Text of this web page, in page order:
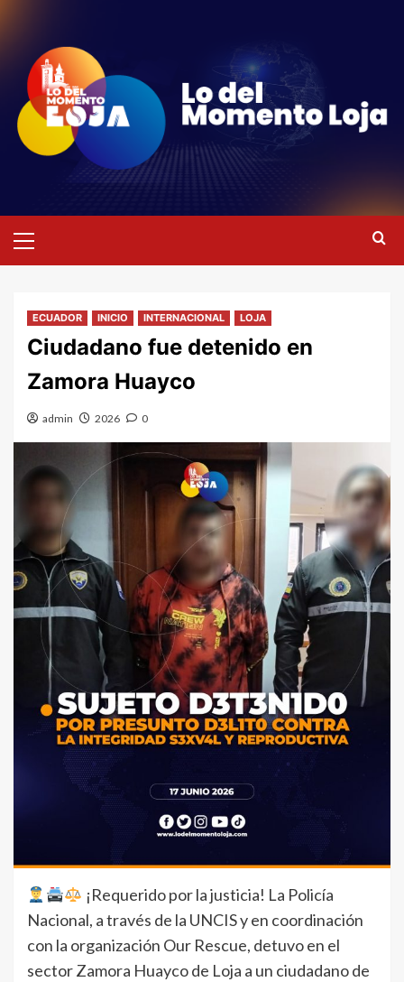
contenido
primario
ECUADOR INICIO INTERNACIONAL LOJA
Ciudadano fue detenido en
Zamora Huayco
admin 2026 0
¡Requerido por la justicia! La Policía
Nacional, a través de la UNCIS y en coordinación
con la organización Our Rescue, detuvo en el
sector Zamora Huayco de Loja a un ciudadano de